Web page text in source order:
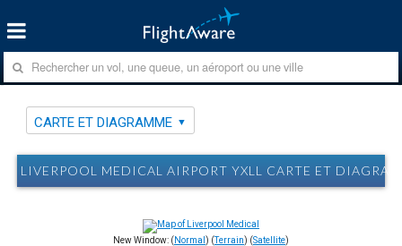
CARTE ET DIAGRAMME
LIVERPOOL MEDICAL AIRPORT YXLL CARTE ET
New Window: ( Normal ) (Terrain) (Satellite)